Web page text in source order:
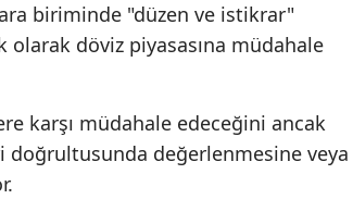
biriminde "düzen ve istikrar"
döviz piyasasına müdahale
karşı müdahale edeceğini ancak
değerlenmesine veya